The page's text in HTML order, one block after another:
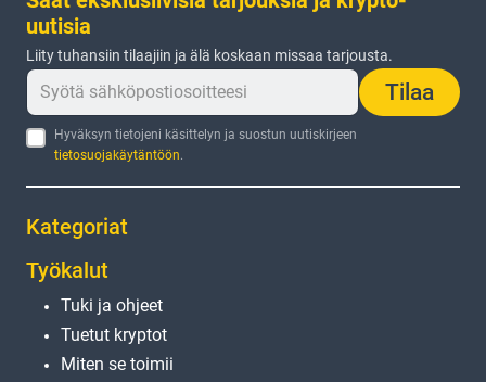
uutisia
Liity tuhansiin tilaajiin ja älä koskaan missaa tarjousta.
Tilaa
Hyväksyn tietojeni käsittelyn ja suostun uutiskirjeen
tietosuojakäytäntöön.
Kategoriat
Työkalut
Tuki ja ohjeet
Tuetut kryptot
Miten se toimii